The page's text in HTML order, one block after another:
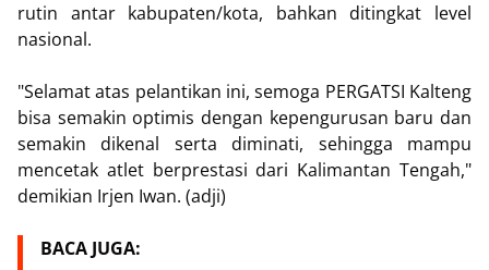
rutin antar kabupaten/kota, bahkan ditingkat level
nasional.
"Selamat atas pelantikan ini, semoga PERGATSI Kalteng
bisa semakin optimis dengan kepengurusan baru dan
semakin dikenal serta diminati, sehingga mampu
mencetak atlet berprestasi dari Kalimantan Tengah,"
demikian Irjen Iwan. (adji)
BACA JUGA: